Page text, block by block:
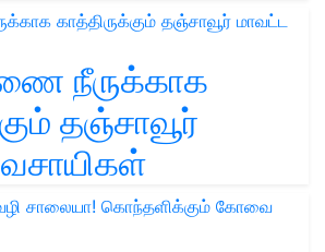
நீருக்காக
தஞ்சாவூர்